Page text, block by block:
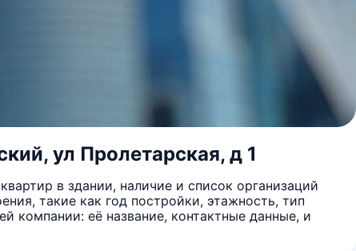
ул Пролетарская, д 1
в здании, наличие и список организаций
такие как год постройки, этажность, тип
компании: её название, контактные данные, и